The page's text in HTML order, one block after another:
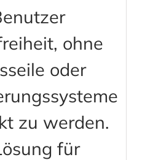
ohne
oder
zu werden.
für